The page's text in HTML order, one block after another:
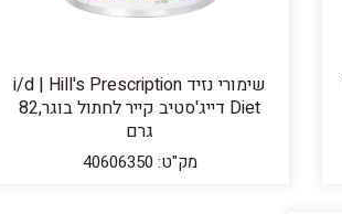
שימורי נזיד i/d | Hill's Prescription
Diet דייג'סטיב קייר לחתול בוגר,82
גרם
מק"ט: 40606350